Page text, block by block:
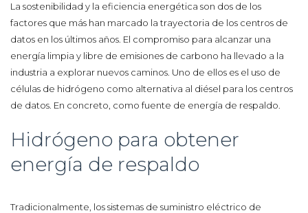
La sostenibilidad y la eficiencia energética son dos de los
factores que más han marcado la trayectoria de los centros de
datos en los últimos años. El compromiso para alcanzar una
energía limpia y libre de emisiones de carbono ha llevado a la
industria a explorar nuevos caminos. Uno de ellos es el uso de
células de hidrógeno como alternativa al diésel para los centros
de datos. En concreto, como fuente de energía de respaldo.
Hidrógeno para obtener
energía de respaldo
Tradicionalmente, los sistemas de suministro eléctrico de